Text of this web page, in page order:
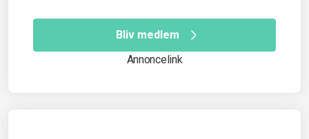
Bliv medlem
Annoncelink